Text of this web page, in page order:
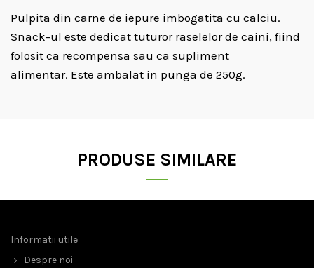
Pulpita din carne de iepure imbogatita cu calciu.
Snack-ul este dedicat tuturor raselelor de caini, fiind
folosit ca recompensa sau ca supliment
alimentar. Este ambalat in punga de 250g.
PRODUSE SIMILARE
Informatii utile
Despre noi